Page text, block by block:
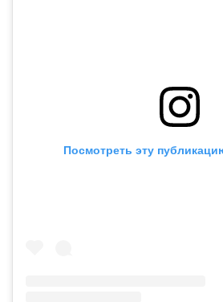
Посмотреть эту